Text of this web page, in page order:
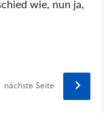
wie, nun ja,
nächste Seite